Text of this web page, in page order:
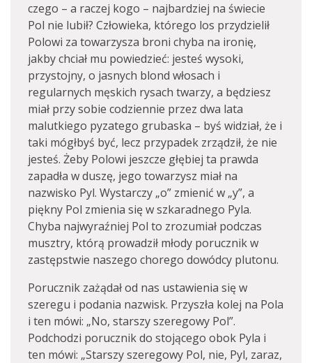
czego – a raczej kogo – najbardziej na świecie
Pol nie lubił? Człowieka, którego los przydzielił
Polowi za towarzysza broni chyba na ironię,
jakby chciał mu powiedzieć: jesteś wysoki,
przystojny, o jasnych blond włosach i
regularnych męskich rysach twarzy, a będziesz
miał przy sobie codziennie przez dwa lata
malutkiego pyzatego grubaska – byś widział, że i
taki mógłbyś być, lecz przypadek zrządził, że nie
jesteś. Żeby Polowi jeszcze głębiej ta prawda
zapadła w duszę, jego towarzysz miał na
nazwisko Pyl. Wystarczy „o” zmienić w „y”, a
piękny Pol zmienia się w szkaradnego Pyla.
Chyba najwyraźniej Pol to zrozumiał podczas
musztry, którą prowadził młody porucznik w
zastępstwie naszego chorego dowódcy plutonu.
Porucznik zażądał od nas ustawienia się w
szeregu i podania nazwisk. Przyszła kolej na Pola
i ten mówi: „No, starszy szeregowy Pol”.
Podchodzi porucznik do stojącego obok Pyla i
ten mówi: „Starszy szeregowy Pol, nie, Pyl, zaraz,